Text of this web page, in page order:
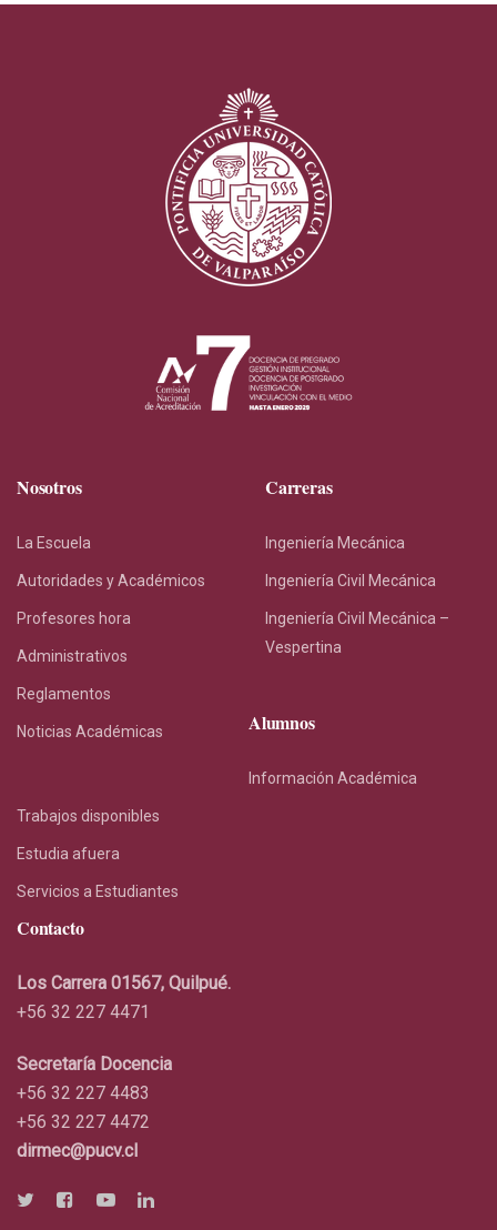
Nosotros
La Escuela
Autoridades y Académicos
Profesores hora
Administrativos
Reglamentos
Noticias Académicas
Carreras
Ingeniería Mecánica
Ingeniería Civil Mecánica
Ingeniería Civil Mecánica –
Vespertina
Alumnos
Información Académica
Trabajos disponibles
Estudia afuera
Servicios a Estudiantes
Contacto
Los Carrera 01567, Quilpué.
+56 32 227 4471
Secretaría Docencia
+56 32 227 4483
+56 32 227 4472
dirmec@pucv.cl